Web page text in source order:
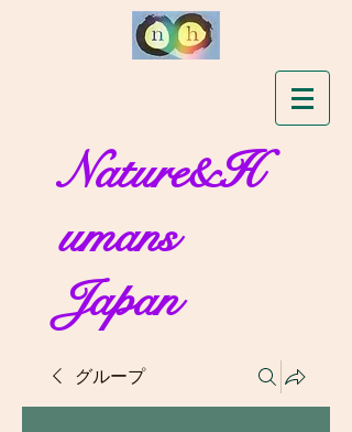
Nature&H
umans
Japan
グループ